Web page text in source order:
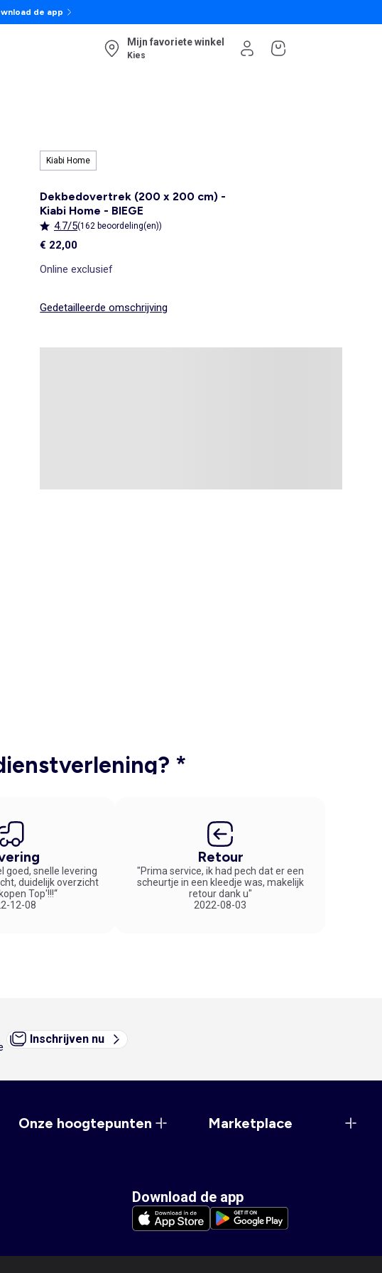
de app
Mijn favoriete winkel
Kies
Kiabi Home
Dekbedovertrek (200 x 200 cm) -
Kiabi Home - BIEGE
4.7/5(162 beoordeling(en))
€ 22,00
Online exclusief
Gedetailleerde omschrijving
*
goed, snelle levering
duidelijk overzicht
Top'!!!“
12-08
Retour
"Prima service, ik had pech dat er een
scheurtje in een kleedje was, makelijk
retour dank u"
2022-08-03
Inschrijven nu
Onze hoogtepunten Marketplace
Download de app